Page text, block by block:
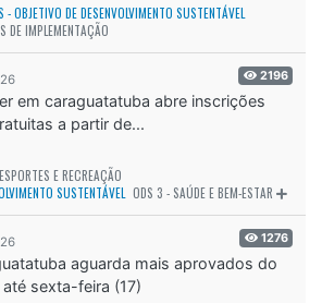
- OBJETIVO DE DESENVOLVIMENTO SUSTENTÁVEL
DE IMPLEMENTAÇÃO
2196
em caraguatatuba abre inscrições
a partir de...
E RECREAÇÃO
SUSTENTÁVEL ODS 3 - SAÚDE E BEM-ESTAR
1276
aguarda mais aprovados do
sexta-feira (17)